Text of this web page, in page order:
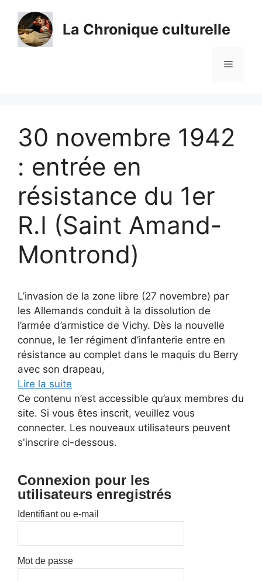
contenu
La Chronique culturelle
Menu
30 novembre 1942
: entrée en
résistance du 1er
R.I (Saint Amand-
Montrond)
L’invasion de la zone libre (27 novembre) par
les Allemands conduit à la dissolution de
l’armée d’armistice de Vichy. Dès la nouvelle
connue, le 1er régiment d’infanterie entre en
résistance au complet dans le maquis du Berry
avec son drapeau,
Lire la suite
Ce contenu n’est accessible qu’aux membres du
site. Si vous êtes inscrit, veuillez vous
connecter. Les nouveaux utilisateurs peuvent
s'inscrire ci-dessous.
Connexion pour les
utilisateurs enregistrés
Identifiant ou e-mail
Mot de passe